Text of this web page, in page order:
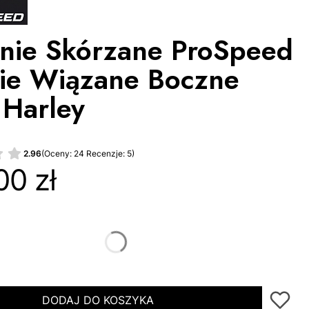
Skórzane ProSpeed
Wiązane Boczne
2.96(Oceny: 24 Recenzje: 5)
zł
DODAJ DO KOSZYKA